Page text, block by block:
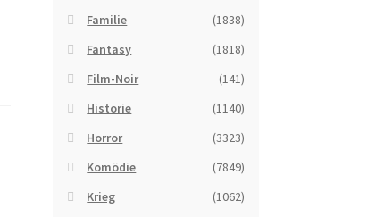
Familie
(1838)
Fantasy
(1818)
Film-Noir
(141)
Historie
(1140)
Horror
(3323)
Komödie
(7849)
Krieg
(1062)